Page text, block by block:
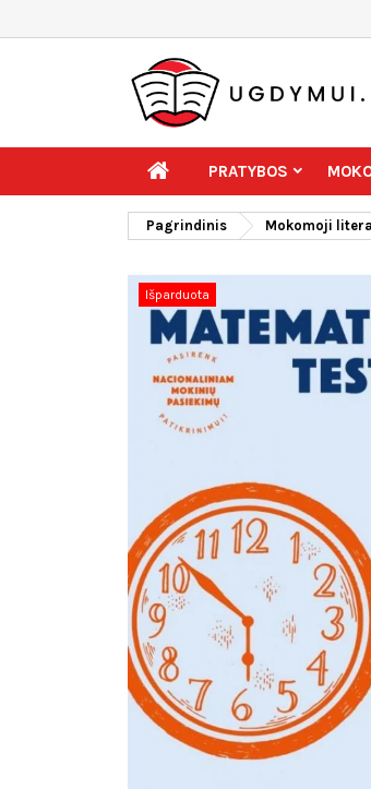
PRATYBOS
Pagrindinis Mokomoji
Išparduota